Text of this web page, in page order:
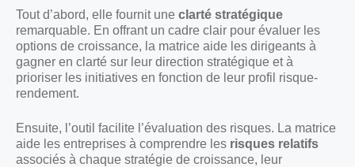
Tout d’abord, elle fournit une clarté stratégique
remarquable. En offrant un cadre clair pour évaluer les
options de croissance, la matrice aide les dirigeants à
gagner en clarté sur leur direction stratégique et à
prioriser les initiatives en fonction de leur profil risque-
rendement.
Ensuite, l’outil facilite l’évaluation des risques. La matrice
aide les entreprises à comprendre les risques relatifs
associés à chaque stratégie de croissance, leur